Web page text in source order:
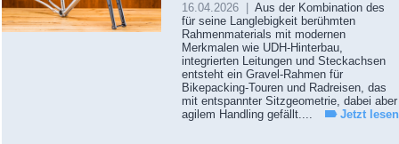
16.04.2026 |
Aus der Kombination des
für seine Langlebigkeit berühmten
Rahmenmaterials mit modernen
Merkmalen wie UDH-Hinterbau,
integrierten Leitungen und Steckachsen
entsteht ein Gravel-Rahmen für
Bikepacking-Touren und Radreisen, das
mit entspannter Sitzgeometrie, dabei aber
agilem Handling gefällt....
Jetzt lesen